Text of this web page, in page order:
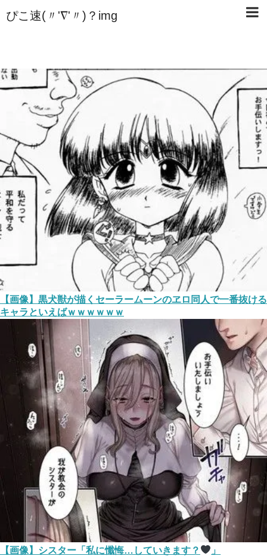
ぴこ速(〃'∇'〃)？img
【画像】黒犬獣が描くセーラームーンのヱロ同人で一番抜ける
キャラといえばｗｗｗｗｗｗ
【画像】シスター「私に懺悔…していきます？ 」